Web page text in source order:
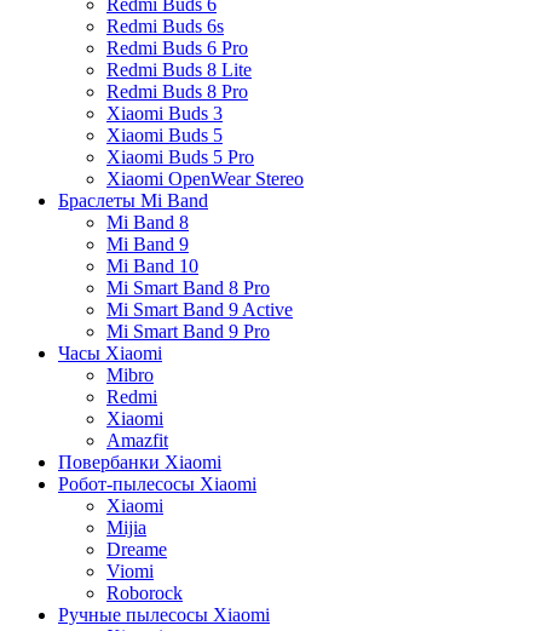
Redmi Buds 6
Redmi Buds 6s
Redmi Buds 6 Pro
Redmi Buds 8 Lite
Redmi Buds 8 Pro
Xiaomi Buds 3
Xiaomi Buds 5
Xiaomi Buds 5 Pro
Xiaomi OpenWear Stereo
Браслеты Mi Band
Mi Band 8
Mi Band 9
Mi Band 10
Mi Smart Band 8 Pro
Mi Smart Band 9 Active
Mi Smart Band 9 Pro
Часы Xiaomi
Mibro
Redmi
Xiaomi
Amazfit
Повербанки Xiaomi
Робот-пылесосы Xiaomi
Xiaomi
Mijia
Dreame
Viomi
Roborock
Ручные пылесосы Xiaomi